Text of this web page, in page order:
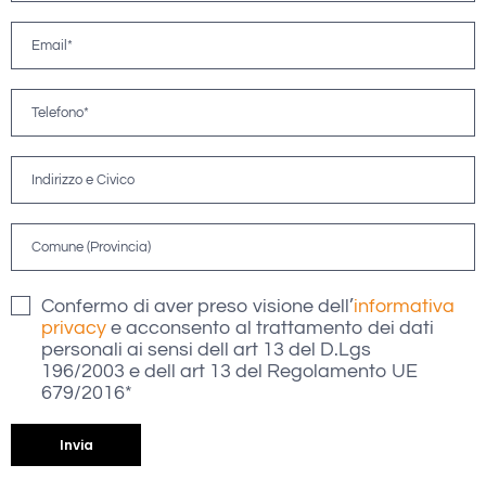
Confermo di aver preso visione dell’informativa
privacy e acconsento al trattamento dei dati
personali ai sensi dell art 13 del D.Lgs
196/2003 e dell art 13 del Regolamento UE
679/2016*